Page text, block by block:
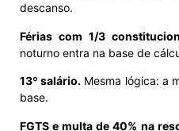
descanso.
Férias com 1/3
noturno entra na base de
13º salário. Mesma lógica: a
base.
FGTS e multa de 40% na